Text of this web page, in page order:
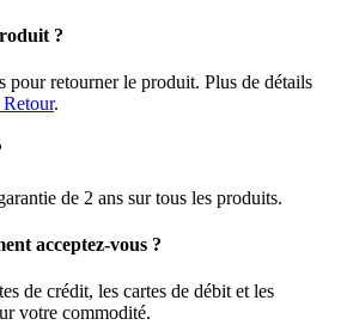
?
pour retourner le produit. Plus de détails
.
de 2 ans sur tous les produits.
acceptez-vous ?
de crédit, les cartes de débit et les
votre commodité.